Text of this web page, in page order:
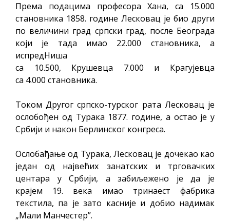
Према подацима професора Хана, са 15.000
становника 1858. године Лесковац је био други
по величини град српски град, после Београда
који је тада имао 22.000 становника, а
испредНиша
са 10.500, Крушевца 7.000 и Крагујевца
са 4.000 становника.
Током Другог српско-турског рата Лесковац је
ослобођен од Турака 1877. године, а остао је у
Србији и након Берлинског конгреса.
Ослобађање од Турака, Лесковац је дочекао као
један од највећих занатских и трговачких
центара у Србији, а забиљежено је да је
крајем 19. века имао тринаест фабрика
текстила, па је зато касније и добио надимак
„Мали Манчестер”.